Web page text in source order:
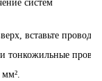
систем
вставьте
тонкожильные
мм².